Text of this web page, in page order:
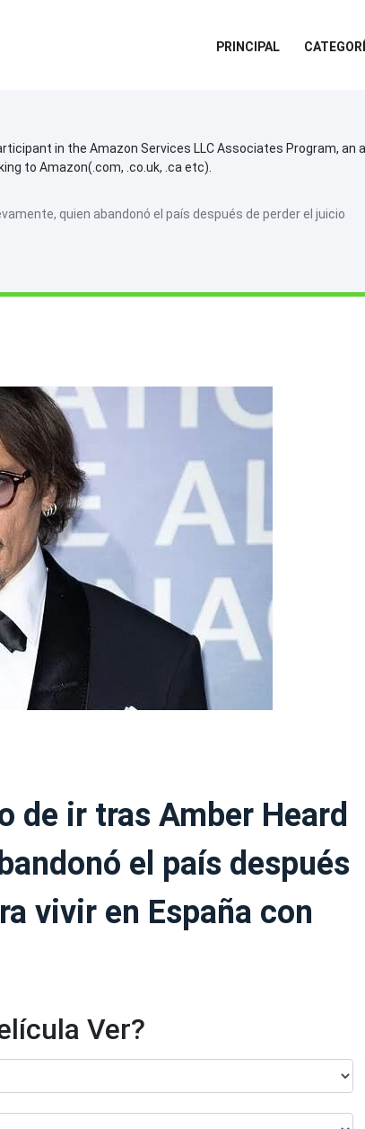
PRINCIPAL
in the Amazon Services LLC Associates Program,
to Amazon(.com, .co.uk, .ca etc).
quien abandonó el país después de perder el juicio
de ir tras Amber Heard
el país después
vivir en España con
Ver?